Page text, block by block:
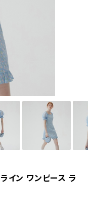
ン ワンピース ラ